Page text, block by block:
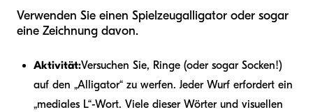
Verwenden Sie einen Spielzeugalligator oder sogar
eine Zeichnung davon.
Aktivität:Versuchen Sie, Ringe (oder sogar Socken!)
auf den „Alligator“ zu werfen. Jeder Wurf erfordert ein
„mediales L“-Wort. Viele dieser Wörter und visuellen